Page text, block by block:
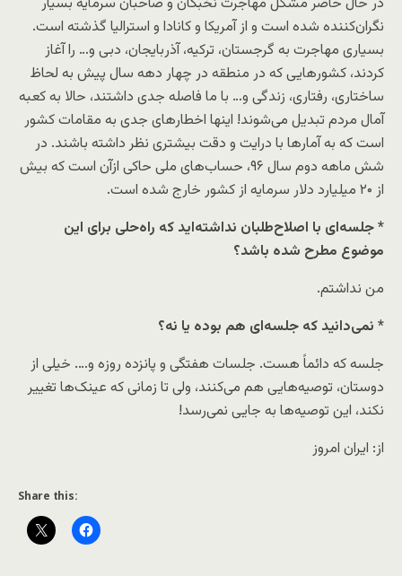
نگران‌کننده شده است و از آمریکا و کانادا و استرالیا گذشته است.
بسیاری مهاجرت به گرجستان، ترکیه، آذربایجان، دبی و… را آغاز
کردند، کشورهایی که در منطقه در چهار دهه سال پیش به لحاظ
ساختاری، رفتاری، زندگی و… با ما فاصله جدی داشتند، حالا به کعبه
آمال مردم تبدیل می‌شوند! اینها اخطارهای جدی به مقامات کشور
است که به آمارها با درایت و دقت بیشتری نظر داشته باشند. در
شش ماهه دوم سال ۹۶، حساب‌های ملی حاکی ازآن است که بیش
از ۲۰ میلیارد دلار سرمایه از کشور خارج شده است.
* جلسه‌ای با اصلاح‌طلبان نداشته‌اید که راه‌حلی برای این
موضوع مطرح شده باشد؟
من نداشتم.
* نمی‌دانید که جلسه‌ای هم بوده یا نه؟
جلسه که دائماً هست. جلسات هفتگی و پانزده روزه و…. خیلی از
دوستان، توصیه‌هایی هم می‌کنند، ولی تا زمانی که عینک‌ها تغییر
نکند، این توصیه‌ها به جایی نمی‌رسد!
از: ایران امروز
Share this: